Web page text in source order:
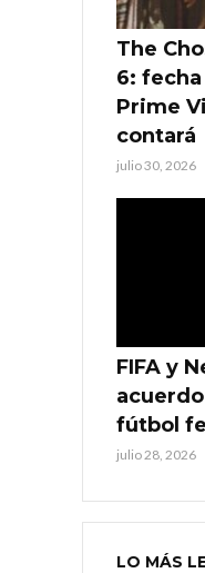
The
6:
Prime
contará
julio 30, 2026
FIFA y
fútbol
julio 28, 2026
LO MÁS